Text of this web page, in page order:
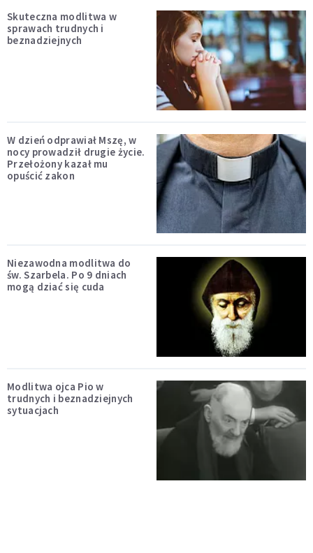
Skuteczna modlitwa w
sprawach trudnych i
beznadziejnych
W dzień odprawiał Mszę, w
nocy prowadził drugie życie.
Przełożony kazał mu
opuścić zakon
Niezawodna modlitwa do
św. Szarbela. Po 9 dniach
mogą dziać się cuda
Modlitwa ojca Pio w
trudnych i beznadziejnych
sytuacjach